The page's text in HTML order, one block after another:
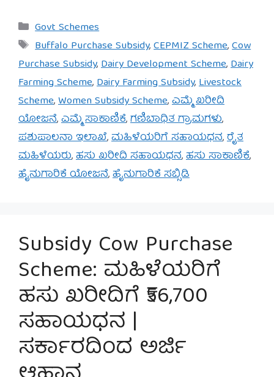
Categories
Govt Schemes
Tags
Buffalo Purchase Subsidy,CEPMIZ Scheme,Cow
Purchase Subsidy,Dairy Development Scheme,Dairy
Farming Scheme,Dairy Farming Subsidy,Livestock
Scheme,Women Subsidy Scheme,ಎಮ್ಮೆ ಖರೀದಿ
ಯೋಜನೆ,ಎಮ್ಮೆ ಸಾಕಾಣಿಕೆ,ಗಣಿಬಾಧಿತ ಗ್ರಾಮಗಳು,
ಪಶುಪಾಲನಾ ಇಲಾಖೆ,ಮಹಿಳೆಯರಿಗೆ ಸಹಾಯಧನ,ರೈತ
ಮಹಿಳೆಯರು,ಹಸು ಖರೀದಿ ಸಹಾಯಧನ,ಹಸು ಸಾಕಾಣಿಕೆ,
ಹೈನುಗಾರಿಕೆ ಯೋಜನೆ,ಹೈನುಗಾರಿಕೆ ಸಬ್ಸಿಡಿ
Subsidy Cow Purchase
Scheme: ಮಹಿಳೆಯರಿಗೆ
ಹಸು ಖರೀದಿಗೆ ₹56,700
ಸಹಾಯಧನ |
ಸರ್ಕಾರದಿಂದ ಅರ್ಜಿ